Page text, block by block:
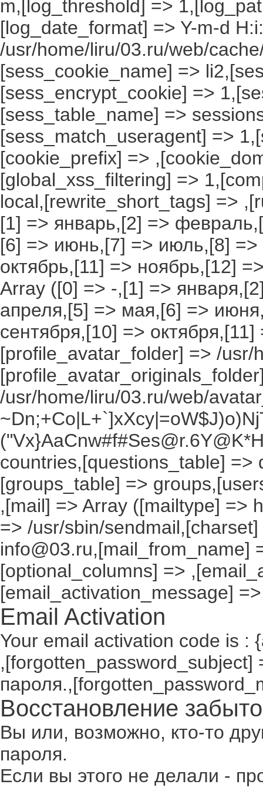
m,[log_threshold] =>
[log_date_format] => Y-m-d
/usr/home/liru/03.ru/web/
[sess_cookie_name] =>
[sess_encrypt_cookie] =>
[sess_table_name] =>
[sess_match_useragent] =>
[cookie_prefix] =>
[global_xss_filtering] =>
local,[rewrite_short_tags] =>
[1] => январь,[2] =>
[6] => июнь,[7] => июль,[8] =>
октябрь,[11] => ноябрь,[12]
Array ([0] => -,[1] =>
апреля,[5] => мая,[6] =>
сентября,[10] =>
[profile_avatar_folder] => /
/usr/home/liru/03.ru/web/
countries,[questions_table]
[groups_table] =>
,[mail] => Array ([mailtype] =>
=> /usr/sbin/
info@03.ru,[mail_from_name]
[optional_columns] =>
[email_activation_message] =>
Email Activation
Your email activation code is :
,[forgotten_password_subject]
Восстановление
Вы или, возможно, кто-то
пароля.
Если вы этого не делали -